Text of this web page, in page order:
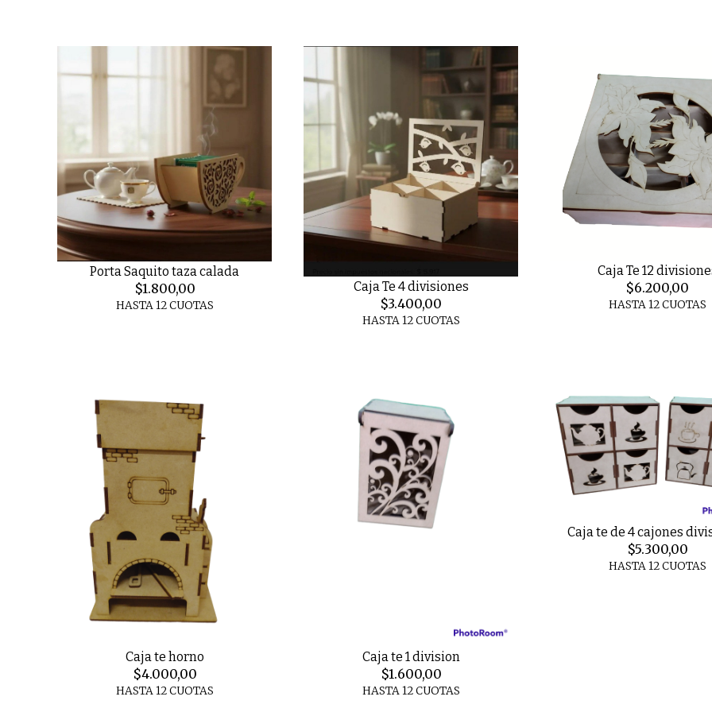
Porta Saquito taza calada
$1.800,00
HASTA 12 CUOTAS
Caja Te 4 divisiones
$3.400,00
HASTA 12 CUOTAS
Caja Te 12
$6.200,00
HASTA 12 CUOTAS
Caja te horno
$4.000,00
HASTA 12 CUOTAS
Caja te 1 division
$1.600,00
HASTA 12 CUOTAS
Caja te de 4 cajones
$5.300,00
HASTA 12 CUOTAS